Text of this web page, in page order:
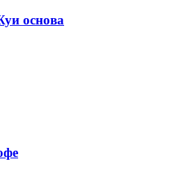
основа